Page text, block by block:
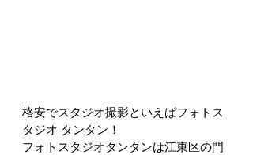
格安でスタジオ撮影といえばフォトス
タジオ タンタン！
フォトスタジオタンタンは江東区の門